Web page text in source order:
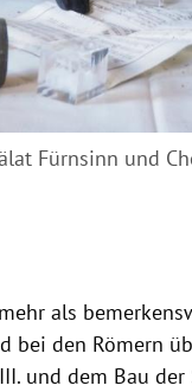
Fürnsinn und
als
bei den Römern
und dem Bau